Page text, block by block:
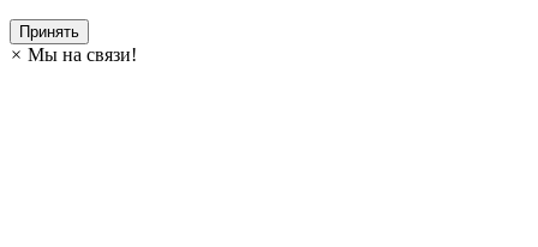
Принять
× Мы на связи!